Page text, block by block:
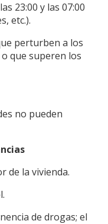
23:00 y las 07:00
etc.).
perturben a los
que superen los
no pueden
de la vivienda.
de drogas; el